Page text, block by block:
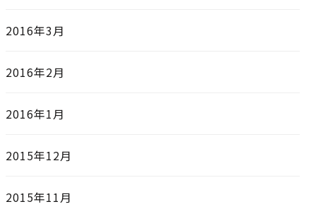
2016年3月
2016年2月
2016年1月
2015年12月
2015年11月